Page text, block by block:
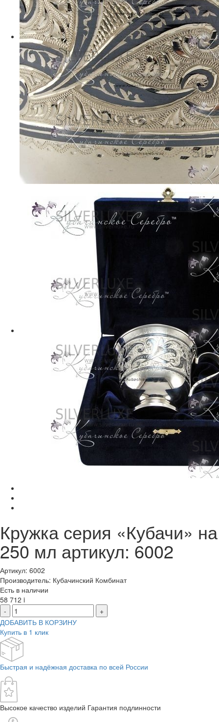
Кружка серия «Кубачи» на
250 мл артикул: 6002
Артикул: 6002
Производитель: Кубачинский Комбинат
Есть в наличии
58 712 i
-
+
ДОБАВИТЬ В КОРЗИНУ
Купить в 1 клик
Быстрая и надёжная доставка по всей России
Высокое качество изделий Гарантия подлинности